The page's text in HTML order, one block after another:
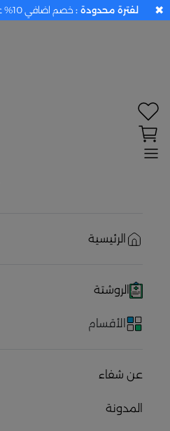
الرئيسية
الروشتة
الأقسام
عن شفاء
المدونة
لفترة محدودة : خصم اضافي 10% علي اول اوردر ليك بكوبون ✖